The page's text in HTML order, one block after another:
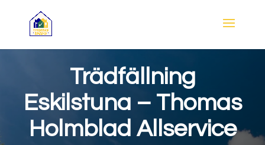
Trädfällning
Eskilstuna – Thomas
Holmblad Allservice